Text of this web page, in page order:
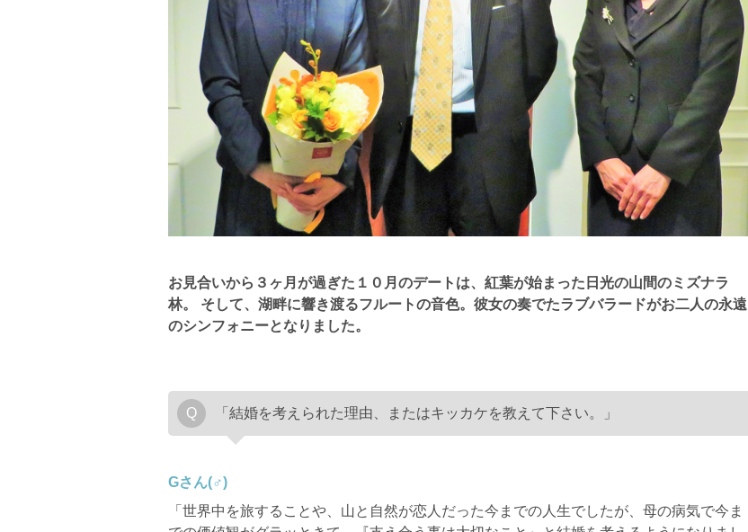
お見合いから３ヶ月が過ぎた１０月のデートは、紅葉が始まった日光の山間のミズナラ
林。
そして、湖畔に響き渡るフルートの音色。彼女の奏でたラブバラードがお二人の永遠
のシンフォニーとなりました。
「結婚を考えられた理由、またはキッカケを教えて下さい。」
Gさん(♂)
「世界中を旅することや、山と自然が恋人だった今までの人生でしたが、母の病気で今ま